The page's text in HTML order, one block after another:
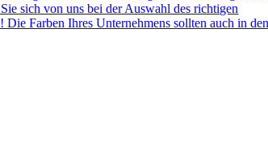
sich von uns bei der Auswahl des richtigen
Farben Ihres Unternehmens sollten auch in